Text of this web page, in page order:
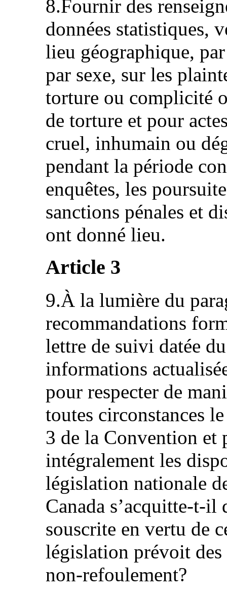
8.Fournir des
données statistiques,
lieu géographique,
par sexe, sur les
torture ou complicité
de torture et pour
cruel, inhumain ou
pendant la période
enquêtes, les
sanctions pénales et
ont donné lieu.
Article 3
9.À la lumière du
recommandations
lettre de suivi datée
informations
pour respecter de
toutes circonstances
3 de la Convention et
intégralement les
législation nationale
Canada s’acquitte-t-
souscrite en vertu de
législation prévoit
non-refoulement?